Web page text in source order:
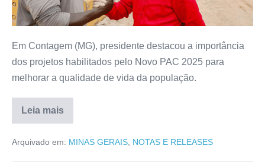
Em Contagem (MG), presidente destacou a importância
dos projetos habilitados pelo Novo PAC 2025 para
melhorar a qualidade de vida da população.
Leia mais
Arquivado em: MINAS GERAIS NOTAS E RELEASES